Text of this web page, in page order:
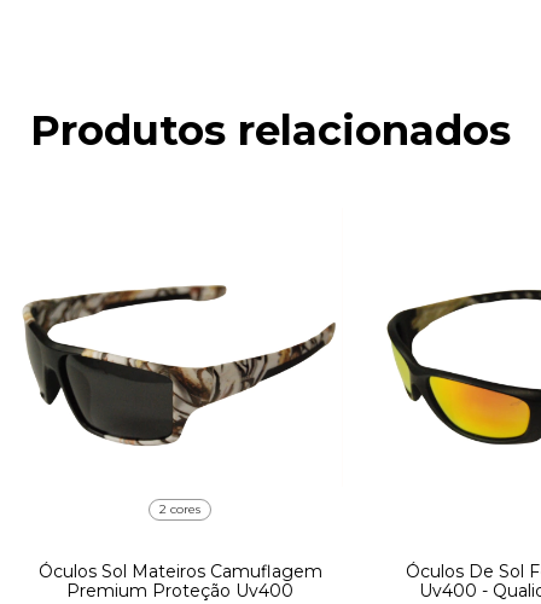
Produtos relacionados
2 cores
Óculos Sol Mateiros Camuflagem
Premium Proteção Uv400
Óculos De Sol
Uv400 -